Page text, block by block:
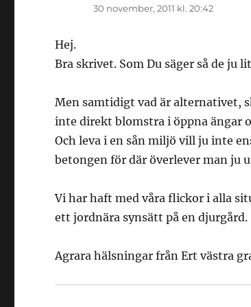
30 november, 2011 kl. 20:42
Hej.
Bra skrivet. Som Du säger så de ju
Men samtidigt vad är alternativet,
inte direkt blomstra i öppna ängar
Och leva i en sån miljö vill ju inte
betongen för där överlever man ju
Vi har haft med våra flickor i alla
ett jordnära synsätt på en djurgård.
Agrara hälsningar från Ert västra